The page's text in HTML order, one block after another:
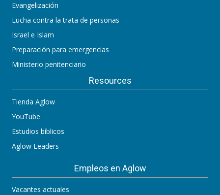
Evangelización
Lucha contra la trata de personas
Israel e Islam
Preparación para emergencias
Ministerio penitenciario
Resources
Tienda Aglow
YouTube
Estudios bíblicos
Aglow Leaders
Empleos en Aglow
Vacantes actuales